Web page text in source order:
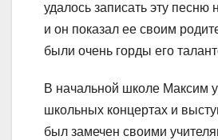
удалось записать эту песню
и он показал ее своим
были очень горды его
В начальной школе Максим
школьных концертах и
был замечен своими